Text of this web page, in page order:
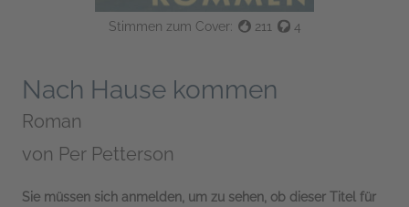
Stimmen zum Cover: 211 4
Nach Hause kommen
Roman
von Per Petterson
Sie müssen sich anmelden, um zu sehen, ob dieser Titel für